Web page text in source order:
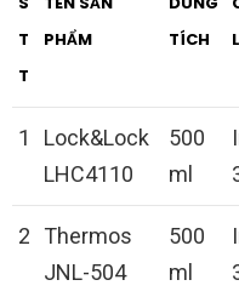
T
T
PHẨM
TÍCH
1
Lock&Lock
LHC4110
500
ml
2
Thermos
JNL-504
500
ml